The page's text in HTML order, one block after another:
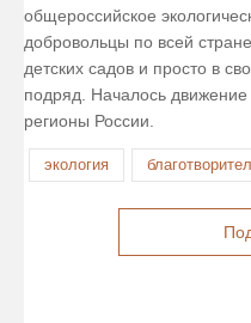
общероссийское
добровольцы по всей
детских садов и просто в
подряд. Началось движение
регионы России.
экология